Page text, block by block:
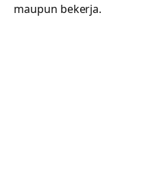
maupun bekerja.